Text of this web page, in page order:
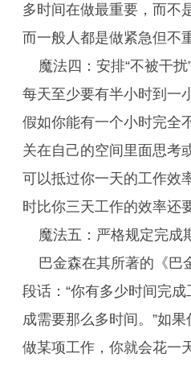
多时间在做最重要，而不
而一般人都是做紧急但不
魔法四：安排“不被干扰
每天至少要有半小时到一
假如你能有一个小时完全
关在自己的空间里面思考
可以抵过你一天的工作效
时比你三天工作的效率还
魔法五：严格规定完成
巴金森在其所著的《巴
段话：“你有多少时间完
成需要那么多时间。”如
做某项工作，你就会花一